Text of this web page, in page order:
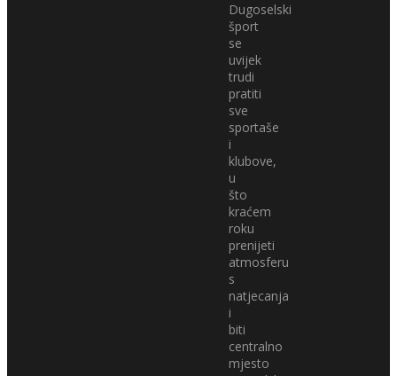
Dugoselski
šport
se
uvijek
trudi
pratiti
sve
sportaše
i
klubove,
u
što
kraćem
roku
prenijeti
atmosferu
s
natjecanja
i
biti
centralno
mjesto